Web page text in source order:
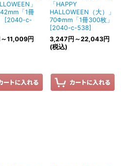
」
「1冊
[2040-c-
～11,009円
「HAPPY
HALLOWEEN（大）」
70Φmm「1冊300枚」
[2040-c-538]
3,247円 ～22,043円
(税込)